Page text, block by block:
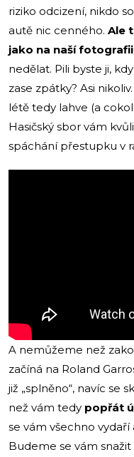
riziko odcizení, nikdo
autě nic cenného. Ale
jako na naší fotografii
nedělat. Pili byste ji,
zase zpátky? Asi
létě tedy lahve (a
Hasičský sbor vám
spáchání přestupku v
A nemůžeme než
začíná na Roland
již „splněno“, navíc se
než vám tedy popřát
se vám všechno vydaří
Budeme se vám